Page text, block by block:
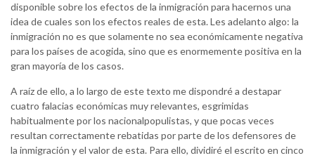
disponible sobre los efectos de la inmigración para hacernos una
idea de cuales son los efectos reales de esta. Les adelanto algo: la
inmigración no es que solamente no sea económicamente negativa
para los países de acogida, sino que es enormemente positiva en la
gran mayoría de los casos.
A raíz de ello, a lo largo de este texto me dispondré a destapar
cuatro falacias económicas muy relevantes, esgrimidas
habitualmente por los nacionalpopulistas, y que pocas veces
resultan correctamente rebatidas por parte de los defensores de
la inmigración y el valor de esta. Para ello, dividiré el escrito en cinco